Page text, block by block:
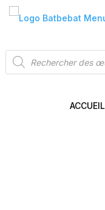
Recherche
de
produits
ACCUEIL